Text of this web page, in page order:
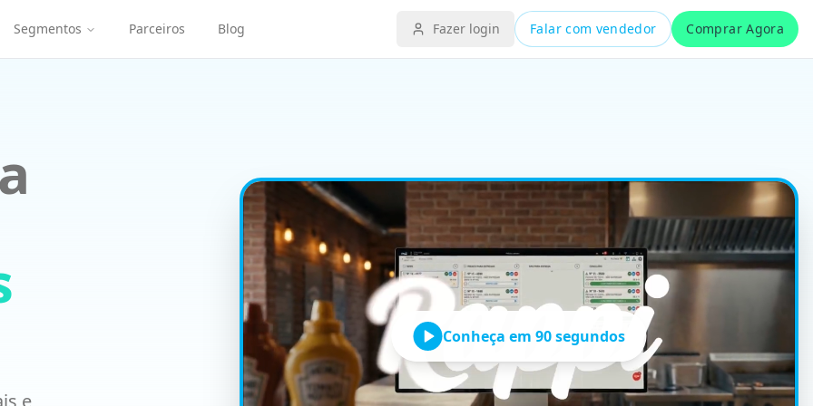
precisão fiscal: o PDV compõe sabores por fração, aplica a regra de precificação (maior valor ou média) e
em uma única tela — sem tablets espalhados no balcão — enquanto o Cardápio Digital por QR Code libera o
Segmentos Parceiros Blog Fazer login Falar com vendedor Comprar Agora
e
Conheça em 90 segundos